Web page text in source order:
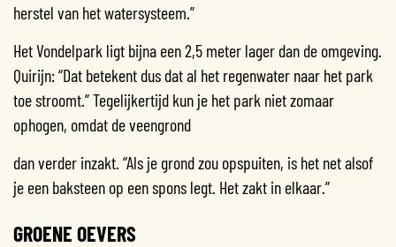
herstel van het watersysteem.”
Het Vondelpark ligt bijna een 2,5 meter lager dan de omgeving.
Quirijn: “Dat betekent dus dat al het regenwater naar het park
toe stroomt.” Tegelijkertijd kun je het park niet zomaar
ophogen, omdat de veengrond
dan verder inzakt. “Als je grond zou opspuiten, is het net alsof
je een baksteen op een spons legt. Het zakt in elkaar.”
GROENE OEVERS